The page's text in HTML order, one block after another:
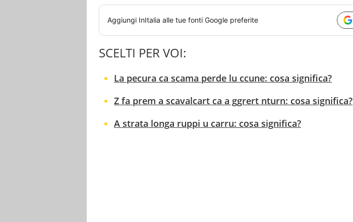
Aggiungi InItalia alle tue fonti Google preferite
SCELTI PER VOI:
La pecura ca scama perde lu ccune: cosa significa?
Z fa prem a scavalcart ca a ggrert nturn: cosa significa?
A strata longa ruppi u carru: cosa significa?